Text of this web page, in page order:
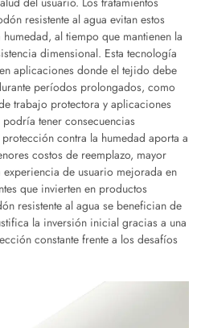
resistente al agua evitan estos
al tiempo que mantienen la
dimensional. Esta tecnología
aplicaciones donde el tejido debe
períodos prolongados, como
trabajo protectora y aplicaciones
tener consecuencias
contra la humedad aporta a
costos de reemplazo, mayor
de usuario mejorada en
que invierten en productos
resistente al agua se benefician de
la inversión inicial gracias a una
constante frente a los desafíos